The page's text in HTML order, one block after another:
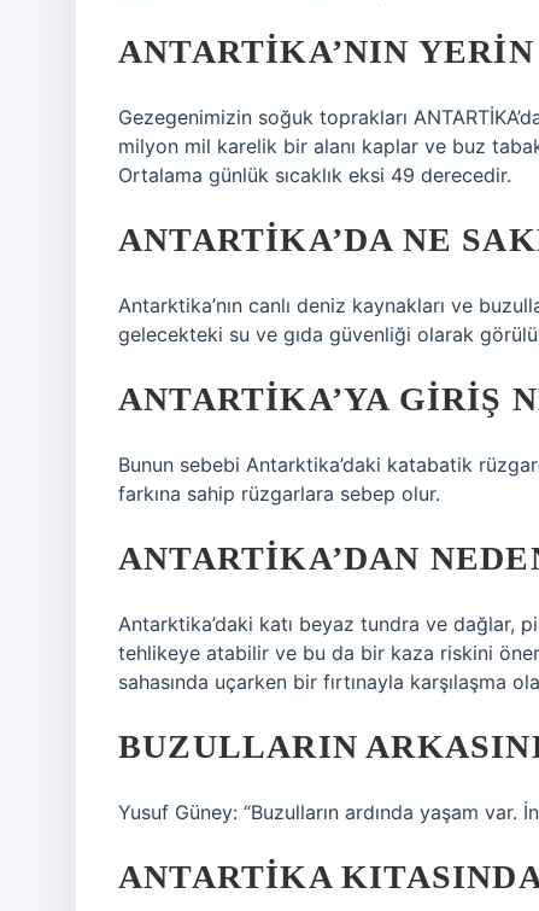
ANTARTIKA’NIN
Gezegenimizin soğuk toprakları
milyon mil karelik bir alanı kaplar ve buz
Ortalama günlük sıcaklık eksi 49 derecedir.
ANTARTIKA’DA NE
Antarktika’nın canlı deniz kaynakları ve
gelecekteki su ve gıda güvenliği olarak
ANTARTIKA’YA GIRIŞ
Bunun sebebi Antarktika’daki katabatik
farkına sahip rüzgarlara sebep olur.
ANTARTIKA’DAN
Antarktika’daki katı beyaz tundra ve dağlar,
tehlikeye atabilir ve bu da bir kaza riskini
sahasında uçarken bir fırtınayla karşılaşma
BUZULLARIN
Yusuf Güney: “Buzulların ardında yaşam var.
ANTARTIKA